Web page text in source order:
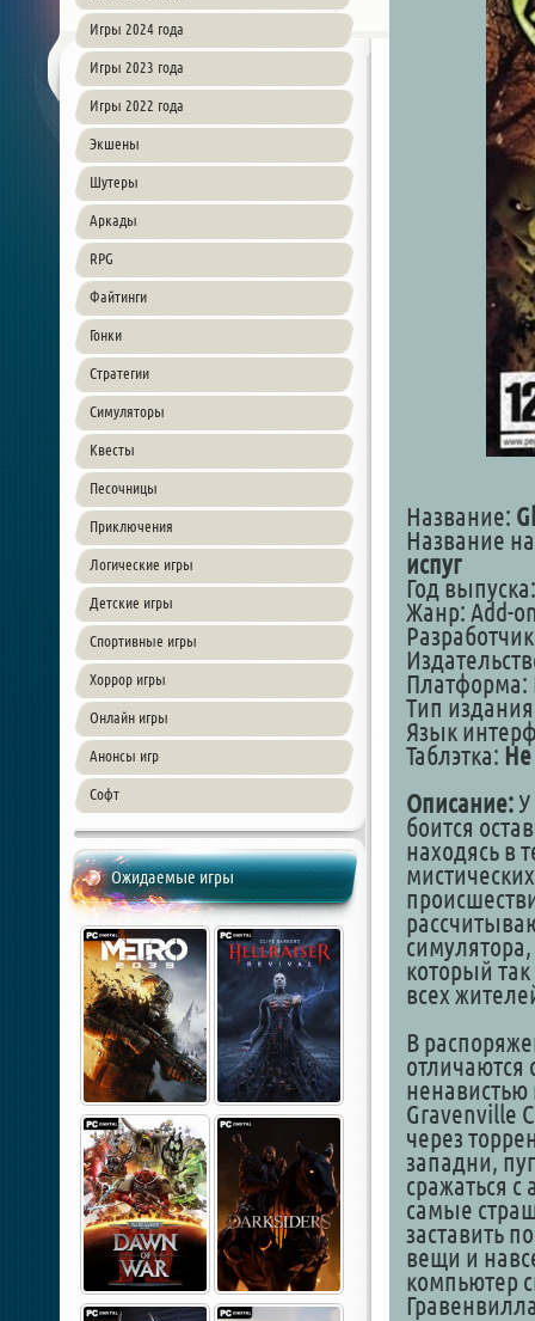
Игры 2024 года
Игры 2023 года
Игры 2022 года
Экшены
Шутеры
Аркады
RPG
Файтинги
Гонки
Стратегии
Симуляторы
Квесты
Песочницы
Приключения
Логические игры
Детские игры
Спортивные игры
Хоррор игры
Онлайн игры
Анонсы игр
Софт
Ожидаемые игры
Название:
Название
испуг
Год
Жанр: Add-
Платформа:
Тип
Язык
Таблэтка: Не
Описание:У
боится
находясь в
который
всех
В
Gravenville
через
западни,
сражаться
самые
заставить
вещи и
компьютер